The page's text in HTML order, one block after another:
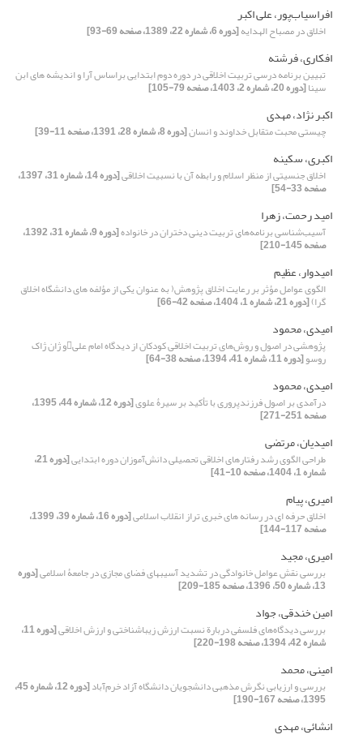
افراسیاب‌پور، علی اکبر
اخلاق در مصباح الهدایه[دوره 6، شماره 22، 1389، صفحه 69-93]
افکاری، فرشته
تبیین برنامه درسی تربیت اخلاقی در دوره دوم ابتدایی براساس آرا و اندیشه های ابن
سینا[دوره 20، شماره 2، 1403، صفحه 79-105]
اکبر نژاد، مهدی
چیستی محبت متقابل خداوند و انسان[دوره 8، شماره 28، 1391، صفحه 11-39]
اکبری، سکینه
اخلاق جنسیتی از منظر اسلام و رابطه آن با نسبیت اخلاقی [دوره 14، شماره 31، 1397،
صفحه 33-54]
امید رحمت، زهرا
آسیب‌شناسی برنامه‌های تربیت دینی دختران در خانواده [دوره 9، شماره 31، 1392،
صفحه 145-210]
امیدوار، عظیم
الگوی عوامل مؤثر بر رعایت اخلاق پژوهش( به عنوان یکی از مؤلفه های دانشگاه اخلاق
گرا)[دوره 21، شماره 1، 1404، صفحه 42-66]
امیدی، محمود
پژوهشی در اصول و روش‌های تربیت اخلاقی کودکان از دیدگاه امام علیو ژان ژاک
روسو[دوره 11، شماره 41، 1394، صفحه 38-64]
امیدی، محمود
درآمدی بر اصول فرزندپروری با تأکید بر سیرۀ علوی [دوره 12، شماره 44، 1395،
صفحه 251-271]
امیدیان، مرتضی
طراحی الگوی رشد رفتارهای اخلاقی تحصیلی دانش‌آموزان دوره ابتدایی [دوره 21،
شماره 1، 1404، صفحه 10-41]
امیری، پیام
اخلاق حرفه ای در رسانه‏ های خبری تراز انقلاب اسلامی [دوره 16، شماره 39، 1399،
صفحه 117-144]
امیری، مجید
بررسی نقش عوامل خانوادگی در تشدید آسیبهای فضای مجازی در جامعۀ اسلامی[دوره
13، شماره 50، 1396، صفحه 185-209]
امین خندقی، جواد
بررسی دیدگاه‌های فلسفی دربارة نسبت ارزش زیباشناختی و ارزش اخلاقی [دوره 11،
شماره 42، 1394، صفحه 198-220]
امینی، محمد
بررسی و ارزیابی نگرش مذهبی دانشجویان دانشگاه آزاد خرم‌آباد [دوره 12، شماره 45،
1395، صفحه 167-190]
انشائی، مهدی